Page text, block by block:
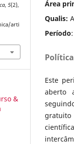
,5(2),
arti
&
Área
Qualis:
Período
Este
aberto